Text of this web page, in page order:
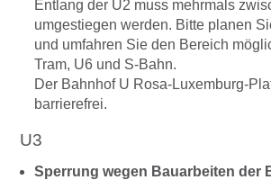
Entlang der U2 muss mehrmals
umgestiegen werden. Bitte planen
und umfahren Sie den Bereich
Tram, U6 und S-Bahn.
Der Bahnhof U Rosa-Luxemburg-
barrierefrei.
U3
Sperrung wegen Bauarbeiten der